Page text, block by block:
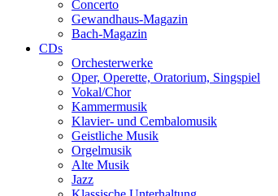
Concerto
Gewandhaus-Magazin
Bach-Magazin
CDs
Orchesterwerke
Oper, Operette, Oratorium, Singspiel
Vokal/Chor
Kammermusik
Klavier- und Cembalomusik
Geistliche Musik
Orgelmusik
Alte Musik
Jazz